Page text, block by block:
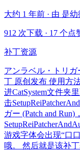
大约 1 年前 · 由 是
912 次下载 · 17 个点
补丁资源
アンラベル・トリガ
丁 原创发布 使用方
进CatSystem文件夹
击
ガー (Patch and
游戏字体会出现“口
哦。 然后就是该补